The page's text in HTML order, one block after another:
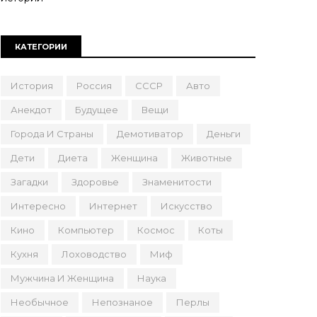
КАТЕГОРИИ
История Россия СССР Авто
Анекдот Будущее Вещи
Города И Страны Демотиватор Деньги
Дети Диета Женщина Животные
Загадки Здоровье Знаменитости
Интересно Интернет Искусство
Кино Компьютер Космос Коты
Кухня Лоховодство Миф
Мужчина И Женщина Наука
Необычное Непознаное Перлы